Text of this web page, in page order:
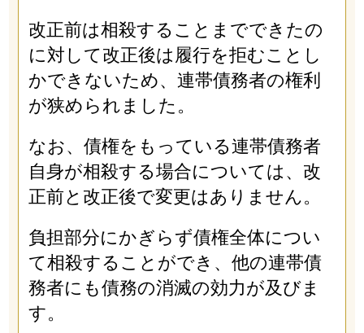
改正前は相殺することまでできたの
に対して改正後は履行を拒むことし
かできないため、連帯債務者の権利
が狭められました。
なお、債権をもっている連帯債務者
自身が相殺する場合については、改
正前と改正後で変更はありません。
負担部分にかぎらず債権全体につい
て相殺することができ、他の連帯債
務者にも債務の消滅の効力が及びま
す。